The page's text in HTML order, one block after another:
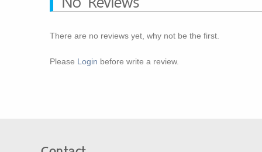
There are no reviews yet, why not be the first.
Please Login before write a review.